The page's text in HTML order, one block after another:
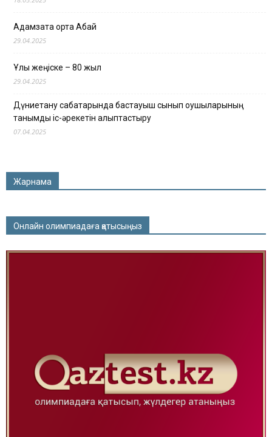
Адамзатқа ортақ Абай
29.04.2025
Ұлы жеңіске – 80 жыл
29.04.2025
Дүниетану сабақтарында бастауыш сынып оқушыларының
танымдық іс-әрекетін қалыптастыру
07.04.2025
Жарнама
Онлайн олимпиадаға қатысыңыз